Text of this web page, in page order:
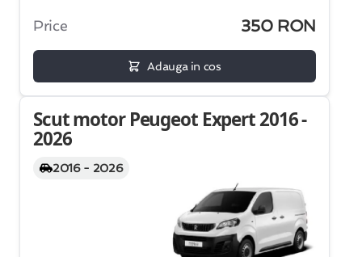
Price 350 RON
Adauga in cos
Scut motor Peugeot Expert 2016 -
2026
2016 - 2026